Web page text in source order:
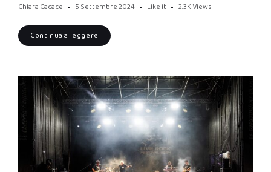
Chiara Cacace 5 Settembre 2024 Like it 2.3K Views
Continua a leggere